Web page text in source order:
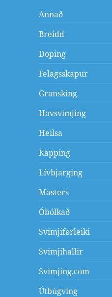
Annað
Breidd
Doping
Felagsskapur
Gransking
Havsvimjing
Heilsa
Kapping
Lívbjarging
Masters
Óbólkað
Svimjiførleiki
Svimjihallir
Svimjing.com
Útbúgving